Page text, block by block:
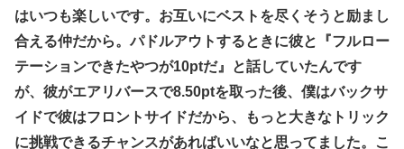
はいつも楽しいです。お互いにベストを尽くそうと励まし
合える仲だから。パドルアウトするときに彼と『フルロー
テーションできたやつが10ptだ』と話していたんです
が、彼がエアリバースで8.50ptを取った後、僕はバックサ
イドで彼はフロントサイドだから、もっと大きなトリック
に挑戦できるチャンスがあればいいなと思ってました。こ